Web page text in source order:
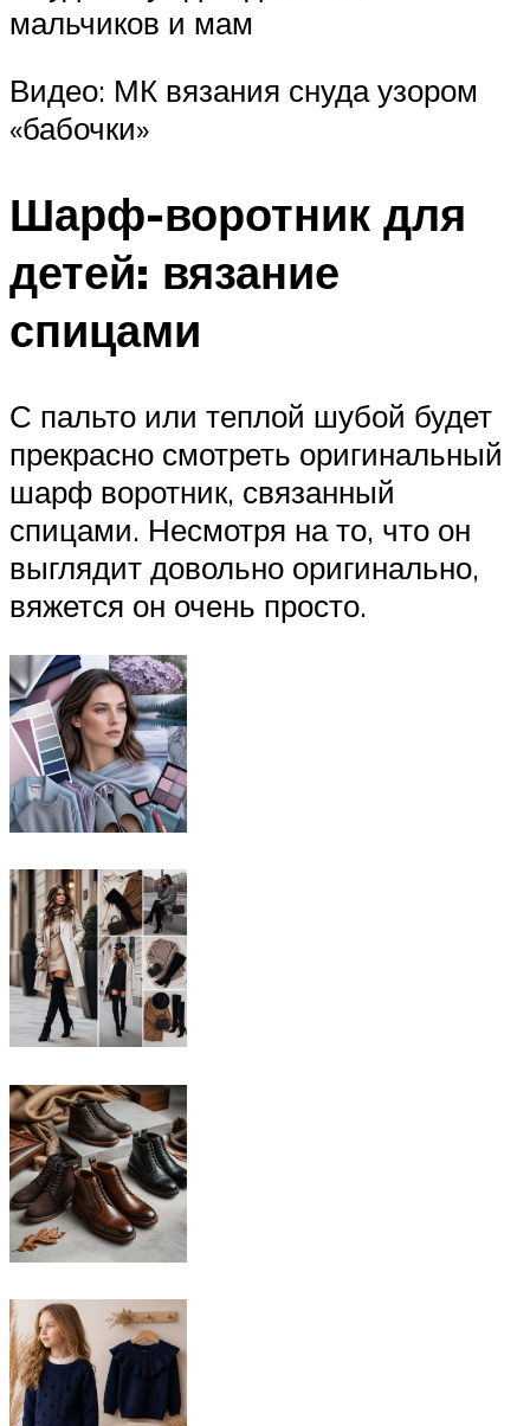
мальчиков и мам
Видео: МК вязания снуда узором
«бабочки»
Шарф-воротник для
детей: вязание
спицами
С пальто или теплой шубой будет
прекрасно смотреть оригинальный
шарф воротник, связанный
спицами. Несмотря на то, что он
выглядит довольно оригинально,
вяжется он очень просто.